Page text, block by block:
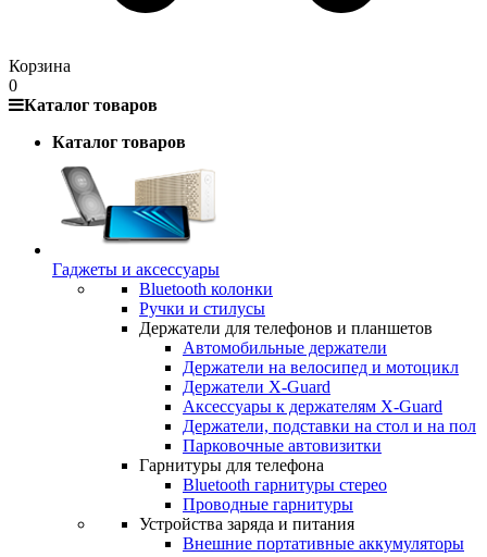
Корзина
0
Каталог товаров
Каталог товаров
Гаджеты и аксессуары
Bluetooth колонки
Ручки и стилусы
Держатели для телефонов и планшетов
Автомобильные держатели
Держатели на велосипед и мотоцикл
Держатели X-Guard
Аксессуары к держателям X-Guard
Держатели, подставки на стол и на пол
Парковочные автовизитки
Гарнитуры для телефона
Bluetooth гарнитуры стерео
Проводные гарнитуры
Устройства заряда и питания
Внешние портативные аккумуляторы